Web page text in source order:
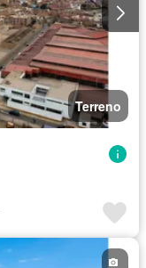
Terreno